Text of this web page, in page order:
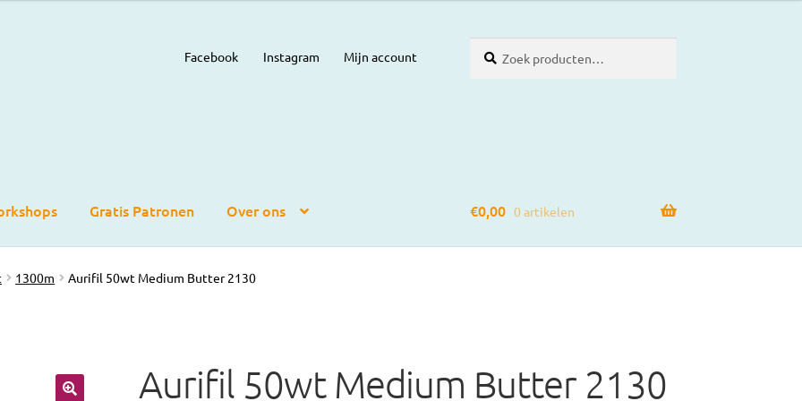
Facebook Instagram Mijn account
naar:
Gratis Patronen Over ons €0,00 0 artikelen
1300m Aurifil 50wt Medium Butter 2130
Aurifil 50wt Medium Butter 2130